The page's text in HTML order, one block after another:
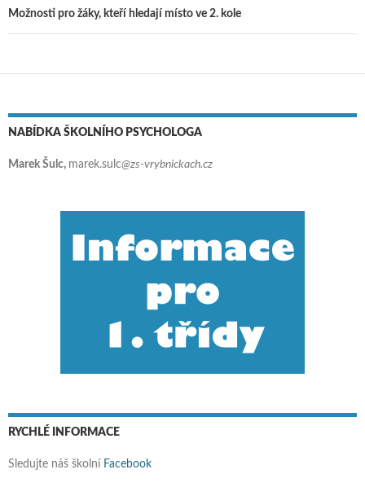
Možnosti pro žáky, kteří hledají místo ve 2. kole
NABÍDKA ŠKOLNÍHO PSYCHOLOGA
Marek Šulc, marek.sulc@zs-vrybnickach.cz
RYCHLÉ INFORMACE
Sledujte náš školní Facebook